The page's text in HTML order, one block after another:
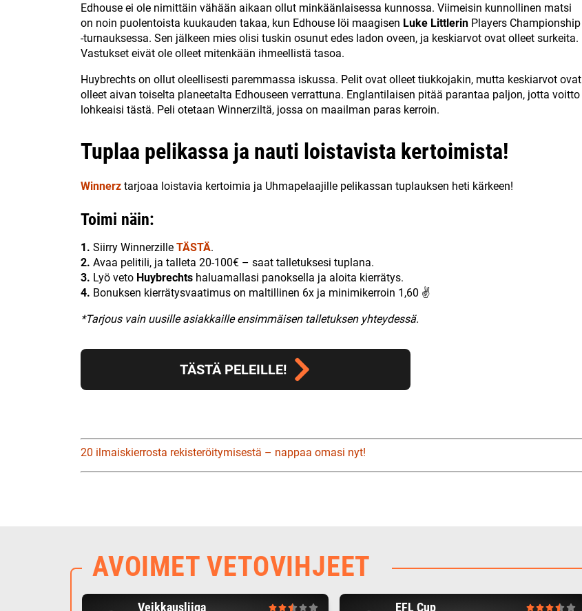
Edhouse ei ole nimittäin vähään aikaan ollut minkäänlaisessa kunnossa. Viimeisin kunnollinen matsi
on noin puolentoista kuukauden takaa, kun Edhouse löi maagisen Luke Littlerin Players Championship
-turnauksessa. Sen jälkeen mies olisi tuskin osunut edes ladon oveen, ja keskiarvot ovat olleet surkeita.
Vastukset eivät ole olleet mitenkään ihmeellistä tasoa.
Huybrechts on ollut oleellisesti paremmassa iskussa. Pelit ovat olleet tiukkojakin, mutta keskiarvot ovat
olleet aivan toiselta planeetalta Edhouseen verrattuna. Englantilaisen pitää parantaa paljon, jotta voitto
lohkeaisi tästä. Peli otetaan Winnerziltä, jossa on maailman paras kerroin.
Tuplaa pelikassa ja nauti loistavista kertoimista!
Winnerz tarjoaa loistavia kertoimia ja Uhmapelaajille pelikassan tuplauksen heti kärkeen!
Toimi näin:
1. Siirry Winnerzille TÄSTÄ.
2. Avaa pelitili, ja talleta 20-100€ – saat talletuksesi tuplana.
3. Lyö veto Huybrechts haluamallasi panoksella ja aloita kierrätys.
4. Bonuksen kierrätysvaatimus on maltillinen 6x ja minimikerroin 1,60 ✌
*Tarjous vain uusille asiakkaille ensimmäisen talletuksen yhteydessä.
TÄSTÄ PELEILLE!
20 ilmaiskierrosta rekisteröitymisestä – nappaa omasi nyt!
AVOIMET VETOVIHJEET
Veikkausliiga EFL Cup